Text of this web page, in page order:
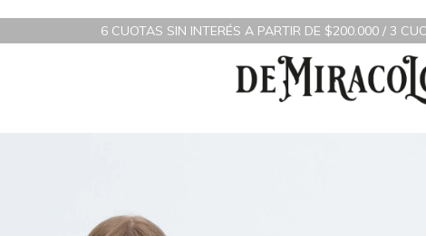
6 CUOTAS SIN INTERÉS A PARTIR DE $200.000 / 3 CUOTAS SIN